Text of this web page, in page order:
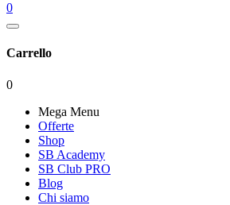
0
Carrello
0
Mega Menu
Offerte
Shop
SB Academy
SB Club PRO
Blog
Chi siamo